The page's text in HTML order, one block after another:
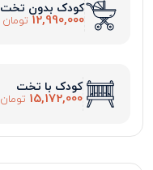
کودک بدون تخت
12,990,000 تومان
کودک با تخت
15,172,000 تومان